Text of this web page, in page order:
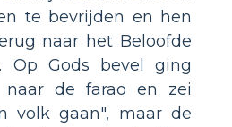
te bevrijden en hen
naar het Beloofde
Op Gods bevel ging
naar de farao en zei
volk gaan", maar de